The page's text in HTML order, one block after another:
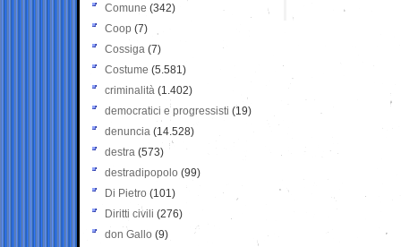
Comune (342)
Coop (7)
Cossiga (7)
Costume (5.581)
criminalità (1.402)
democratici e progressisti (19)
denuncia (14.528)
destra (573)
destradipopolo (99)
Di Pietro (101)
Diritti civili (276)
don Gallo (9)